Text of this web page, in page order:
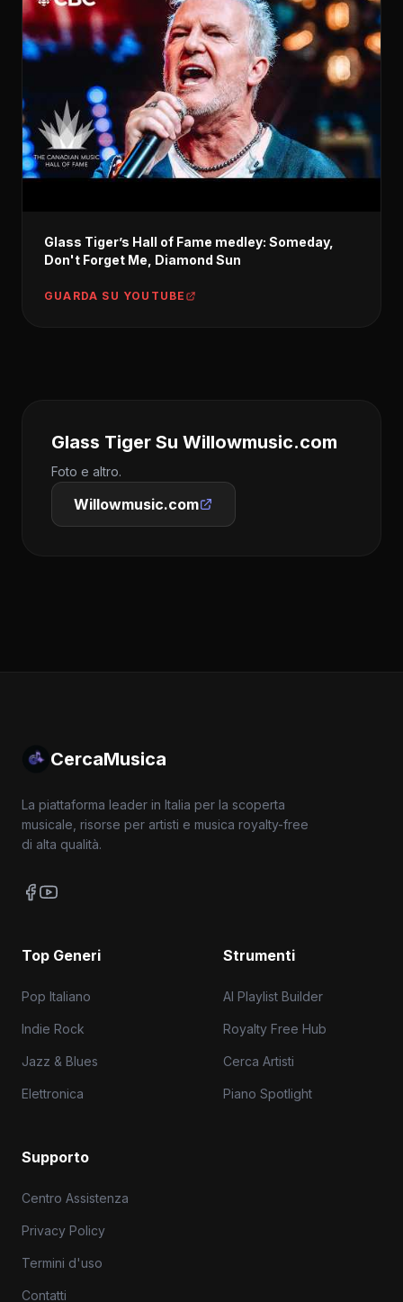
Glass Tiger’s Hall of Fame medley: Someday,
Don't Forget Me, Diamond Sun
GUARDA SU YOUTUBE
Glass Tiger Su Willowmusic.com
Foto e altro.
Willowmusic.com
CercaMusica
La piattaforma leader in Italia per la scoperta
musicale, risorse per artisti e musica royalty-free
di alta qualità.
Top Generi
Pop Italiano
Indie Rock
Jazz & Blues
Elettronica
Strumenti
AI Playlist Builder
Royalty Free Hub
Cerca Artisti
Piano Spotlight
Supporto
Centro Assistenza
Privacy Policy
Termini d'uso
Contatti